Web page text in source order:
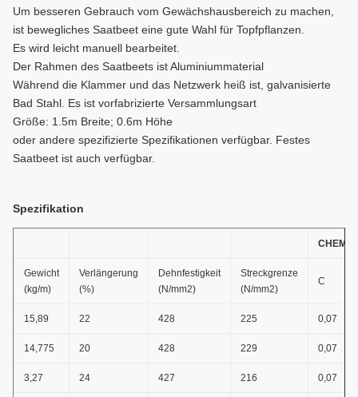
Um besseren Gebrauch vom Gewächshausbereich zu machen,
ist bewegliches Saatbeet eine gute Wahl für Topfpflanzen.
Es wird leicht manuell bearbeitet.
Der Rahmen des Saatbeets ist Aluminiummaterial
Während die Klammer und das Netzwerk heiß ist, galvanisierte
Bad Stahl. Es ist vorfabrizierte Versammlungsart
Größe: 1.5m Breite; 0.6m Höhe
oder andere spezifizierte Spezifikationen verfügbar. Festes
Saatbeet ist auch verfügbar.
Spezifikation
Gewicht
(kg/m)
Verlängerung
(%)
Dehnfestigkeit
(N/mm2)
Streckgrenze
(N/mm2)
C
15,89 22 428 225 0,07
14,775 20 428 229 0,07
3,27 24 427 216 0,07